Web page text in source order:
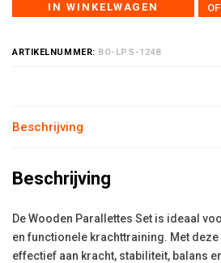
IN WINKELWAGEN
ARTIKELNUMMER: BO-LPS-1248
Beschrijving
Beschrijving
De Wooden Parallettes Set is ideaal
en functionele krachttraining. Met
effectief aan kracht, stabiliteit, balans